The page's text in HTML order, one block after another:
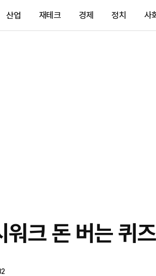
산업 재테크 경제 정치 사
워크 돈 버는 퀴